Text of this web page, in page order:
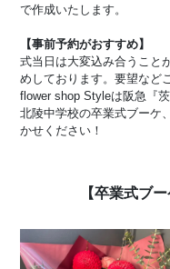
で作成いたします。
【事前予約がおすすめ】
式当日は大変込み合うこと
めしております。要望など
flower shop Styleは阪急『
北陵中学校の卒業式ブーケ
かせください！
【卒業式ブ